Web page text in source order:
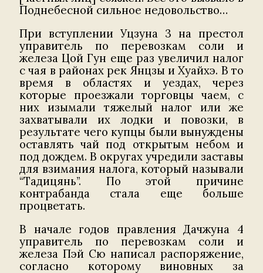
Поднебесной сильное недовольство…
При вступлении Уцзуна 3 на престол
управитель по перевозкам соли и
железа Цой Гун еще раз увеличил налог
с чая в районах рек Янцзы и Хуайхэ. В то
время в областях и уездах, через
которые проезжали торговцы чаем, с
них изымали тяжелый налог или же
захватывали их лодки и повозки, в
результате чего купцы были вынуждены
оставлять чай под открытым небом и
под дождем. В округах учредили заставы
для взимания налога, который называли
“Тадицянь”. По этой причине
контрабанда стала еще больше
процветать.
В начале годов правления Дачжуна 4
управитель по перевозкам соли и
железа Пэй Сю написал распоряжение,
согласно которому виновных за